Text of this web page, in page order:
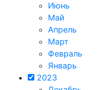
Июнь
Май
Апрель
Март
Февраль
Январь
2023